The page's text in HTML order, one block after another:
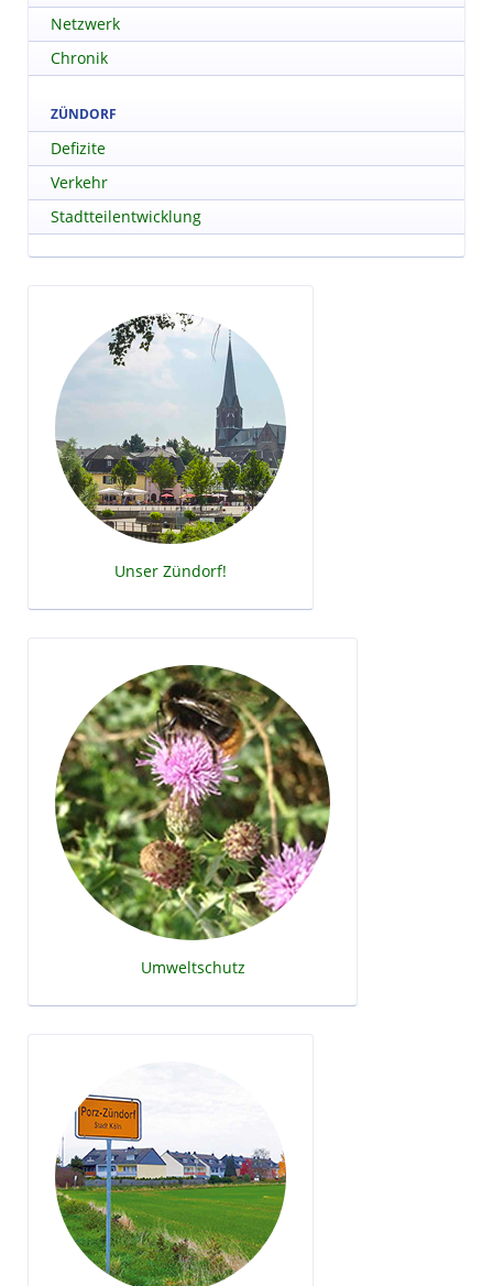
Netzwerk
Chronik
ZÜNDORF
Defizite
Verkehr
Stadtteilentwicklung
Unser Zündorf!
Umweltschutz